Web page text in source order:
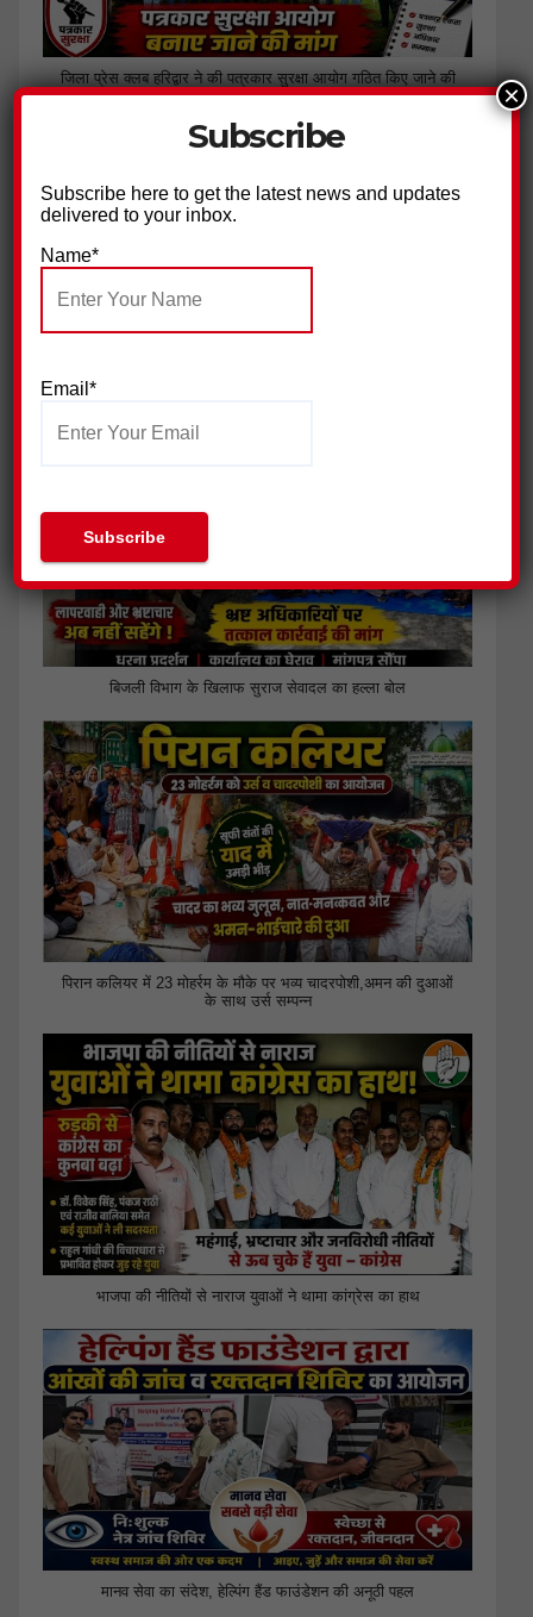
जिला प्रेस क्लब हरिद्वार ने की पत्रकार सुरक्षा आयोग गठित किए जाने की
मांग
बिजली विभाग के खिलाफ सुराज सेवादल का हल्ला बोल
पिरान कलियर में 23 मोहर्रम के मौके पर भव्य चादरपोशी,अमन की दुआओं
के साथ उर्स सम्पन्न
भाजपा की नीतियों से नाराज युवाओं ने थामा कांग्रेस का हाथ
मानव सेवा का संदेश, हेल्पिंग हैंड फाउंडेशन की अनूठी पहल
Subscribe
Subscribe here to get the latest news and updates
delivered to your inbox.
Name*
Email*
×